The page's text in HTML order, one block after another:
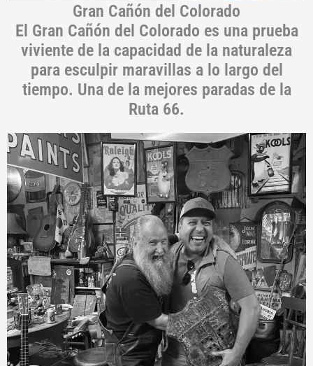
Gran Cañón del Colorado
El Gran Cañón del Colorado es una prueba
viviente de la capacidad de la naturaleza
para esculpir maravillas a lo largo del
tiempo. Una de la mejores paradas de la
Ruta 66.